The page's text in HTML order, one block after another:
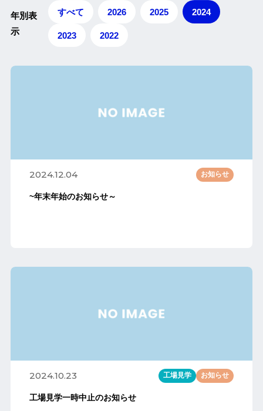
年別表
示
すべて 2026 2025 2024
2023 2022
2024.12.04 お知らせ
~年末年始のお知らせ～
2024.10.23 工場見学 お知らせ
工場見学一時中止のお知らせ